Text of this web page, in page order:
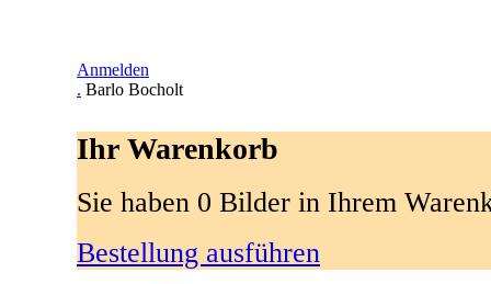
Anmelden
. Barlo Bocholt
Ihr Warenkorb
Sie haben 0 Bilder in Ihrem
Bestellung ausführen